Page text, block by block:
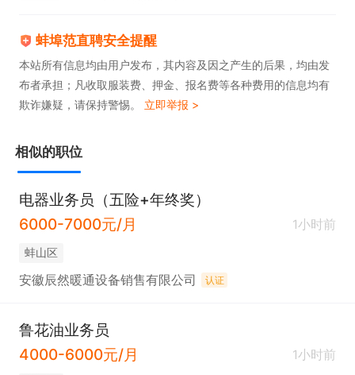
蚌埠范直聘安全提醒
本站所有信息均由用户发布，其内容及因之产生的后果，均由发
布者承担；凡收取服装费、押金、报名费等各种费用的信息均有
欺诈嫌疑，请保持警惕。 立即举报 >
相似的职位
电器业务员（五险+年终奖）
6000-7000元/月
1小时前
蚌山区
安徽辰然暖通设备销售有限公司 认证
鲁花油业务员
4000-6000元/月
1小时前